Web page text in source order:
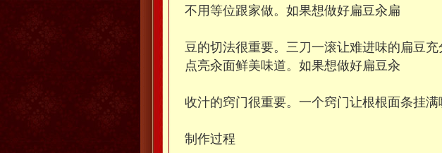
不用等位跟家做。如果想做好扁豆汆扁
豆的切法很重要。三刀一滚让难进味的扁豆
点亮汆面鲜美味道。如果想做好扁豆汆
收汁的窍门很重要。一个窍门让根根面条挂满
制作过程